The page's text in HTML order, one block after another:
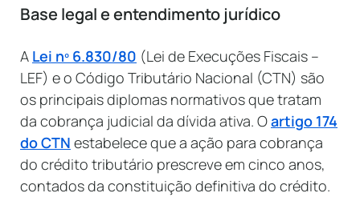
Base legal e entendimento jurídico
A Lei nº 6.830/80 (Lei de Execuções Fiscais –
LEF) e o Código Tributário Nacional (CTN) são
os principais diplomas normativos que tratam
da cobrança judicial da dívida ativa. Oartigo 174
do CTN estabelece que a ação para cobrança
do crédito tributário prescreve em cinco anos,
contados da constituição definitiva do crédito.